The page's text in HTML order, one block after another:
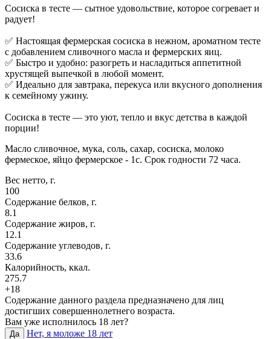
Сосиска в тесте — сытное удовольствие, которое согревает и
радует!
✅ Настоящая фермерская сосиска в нежном, ароматном тесте
с добавлением сливочного масла и фермерских яиц.
✅ Быстро и удобно: разогреть и насладиться аппетитной
хрустящей выпечкой в любой момент.
✅ Идеально для завтрака, перекуса или вкусного дополнения
к семейному ужину.
Сосиска в тесте — это уют, тепло и вкус детства в каждой
порции!
Масло сливочное, мука, соль, сахар, сосиска, молоко
фермеское, яйцо фермерское - 1с. Срок годности 72 часа.
Вес нетто, г.
100
Содержание белков, г.
8.1
Содержание жиров, г.
12.1
Содержание углеводов, г.
33.6
Калорийность, ккал.
275.7
+18
Содержание данного раздела предназначено для лиц
достигших совершеннолетнего возраста.
Вам уже исполнилось 18 лет?
Да
Нет, я моложе 18 лет